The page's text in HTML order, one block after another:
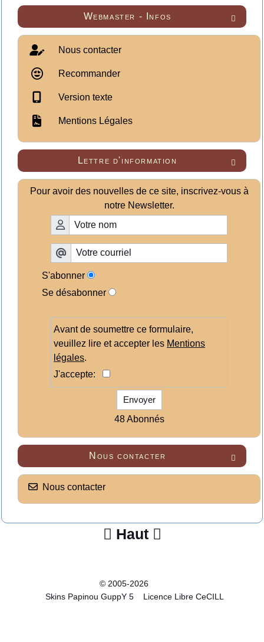

Webmaster - Infos
Nous contacter
Recommander
Version texte
Mentions Légales

Lettre d'information
Pour avoir des nouvelles de ce site, inscrivez-vous à
notre Newsletter.
S'abonner
Se désabonner
Avant de soumettre ce formulaire,
veuillez lire et accepter les Mentions
légales.
J'accepte:
Envoyer
48 Abonnés

Nous contacter
Nous contacter
 Haut 
© 2005-2026
Skins Papinou GuppY 5
Licence Libre CeCILL